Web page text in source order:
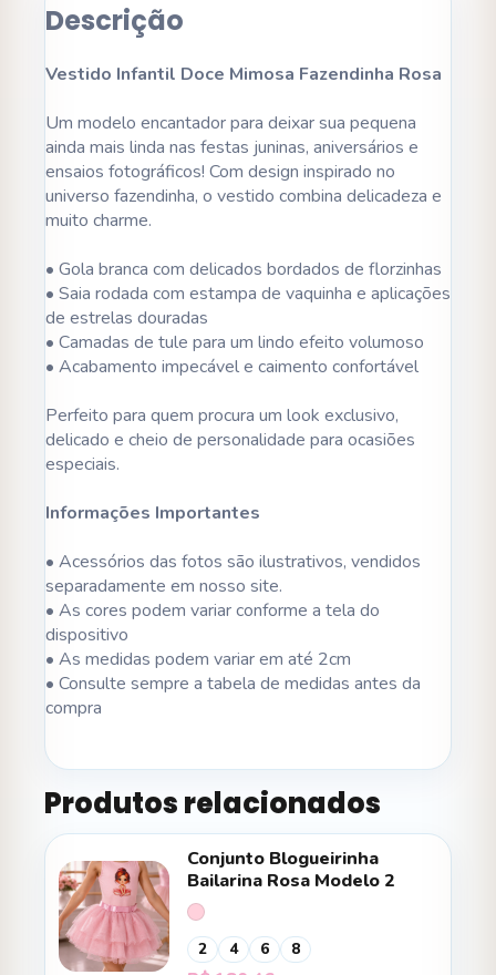
Descrição
Vestido Infantil Doce Mimosa Fazendinha Rosa
Um modelo encantador para deixar sua pequena
ainda mais linda nas festas juninas, aniversários e
ensaios fotográficos! Com design inspirado no
universo fazendinha, o vestido combina delicadeza e
muito charme.
• Gola branca com delicados bordados de florzinhas
• Saia rodada com estampa de vaquinha e aplicações
de estrelas douradas
• Camadas de tule para um lindo efeito volumoso
• Acabamento impecável e caimento confortável
Perfeito para quem procura um look exclusivo,
delicado e cheio de personalidade para ocasiões
especiais.
Informações Importantes
• Acessórios das fotos são ilustrativos, vendidos
separadamente em nosso site.
• As cores podem variar conforme a tela do
dispositivo
• As medidas podem variar em até 2cm
• Consulte sempre a tabela de medidas antes da
compra
Produtos relacionados
Conjunto Blogueirinha
Bailarina Rosa Modelo 2
2 4 6 8